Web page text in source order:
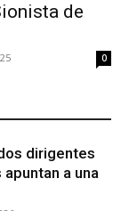
de
0
dirigentes
a una